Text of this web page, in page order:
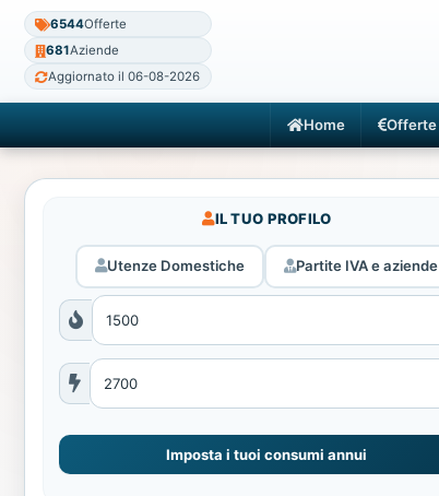
6544Offerte
681Aziende
Aggiornato il 06-08-2026
Home Offerte
IL TUO PROFILO
Utenze Domestiche Partite IVA e aziende
Imposta i tuoi consumi annui